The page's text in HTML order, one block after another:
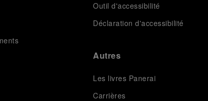
Outil d'accessibilité
Déclaration d'accessibilité
Autres
Les livres Panerai
Carrières